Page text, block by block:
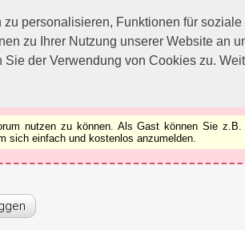
personalisieren, Funktionen für
zu Ihrer Nutzung unserer Website an
der Verwendung von Cookies zu.
zu können.
nutzen zu können. Als Gast können Sie z.B.
sich einfach und kostenlos anzumelden.